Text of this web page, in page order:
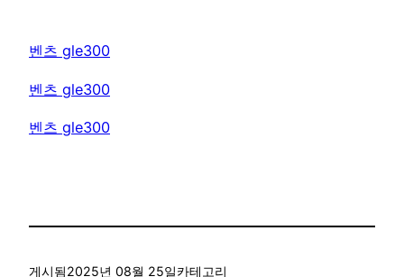
벤츠 gle300
벤츠 gle300
벤츠 gle300
게시됨2025년 08월 25일카테고리